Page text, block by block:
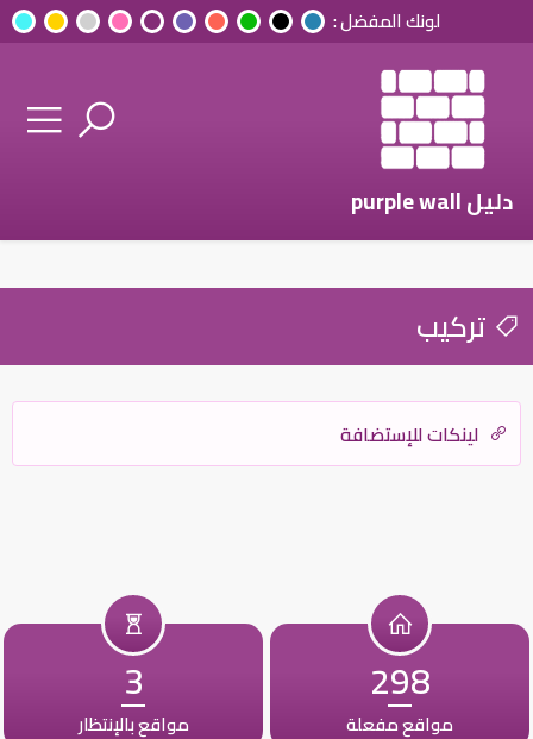
لونك المفضل :
دليل purple wall
تركيب
لينكات للإستضافة
298
مواقع مفعلة
3
مواقع بالإنتظار